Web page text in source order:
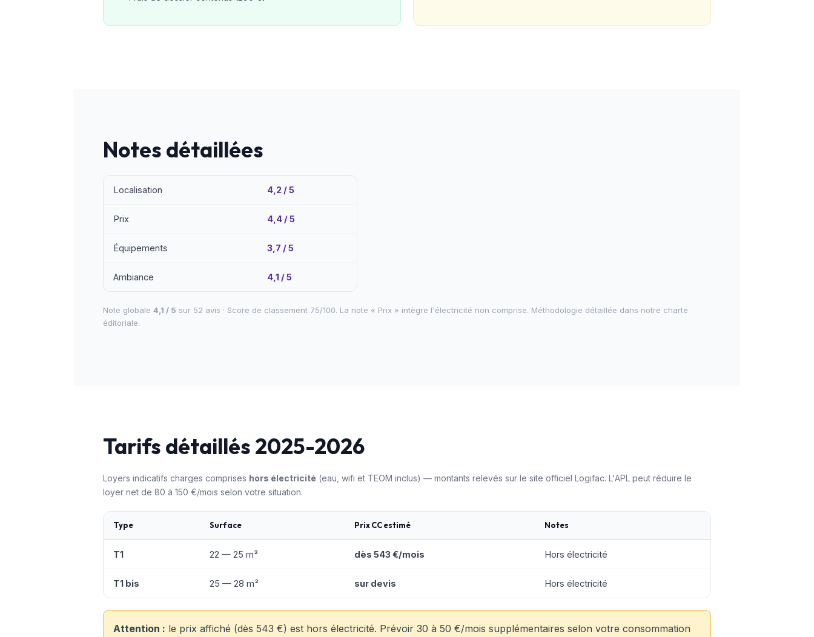
Notes détaillées
Localisation 4,2 / 5
Prix 4,4 / 5
Équipements 3,7 / 5
Ambiance 4,1 / 5
Note globale 4,1 / 5 sur 52 avis · Score de classement 75/100. La note « Prix » intègre l'électricité non comprise. Méthodologie détaillée dans notre charte
éditoriale.
Tarifs détaillés 2025-2026
Loyers indicatifs charges comprises hors électricité (eau, wifi et TEOM inclus) — montants relevés sur le site officiel Logifac. L'APL peut réduire le
loyer net de 80 à 150 €/mois selon votre situation.
Type Surface Prix CC estimé Notes
T1 22 — 25 m² dès 543 €/mois Hors électricité
T1 bis 25 — 28 m² sur devis Hors électricité
Attention : le prix affiché (dès 543 €) est hors électricité. Prévoir 30 à 50 €/mois supplémentaires selon votre consommation